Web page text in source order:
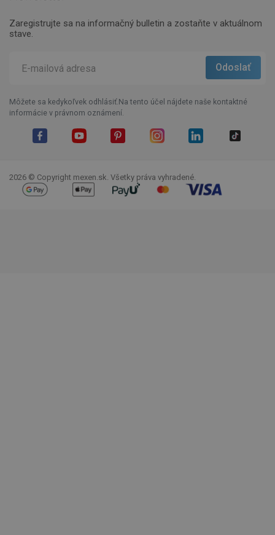
Zaregistrujte sa na informačný bulletin a zostaňte v aktuálnom
stave.
Môžete sa kedykoľvek odhlásiť.Na tento účel nájdete naše kontaktné
informácie v právnom oznámení.
2026 © Copyright mexen.sk. Všetky práva vyhradené.